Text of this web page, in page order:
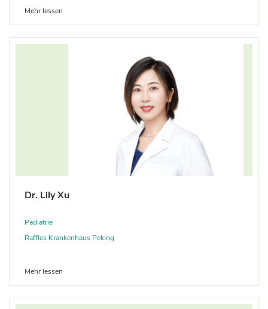
Mehr lessen
Dr. Lily Xu
Pädiatrie
Raffles Krankenhaus Peking
Mehr lessen